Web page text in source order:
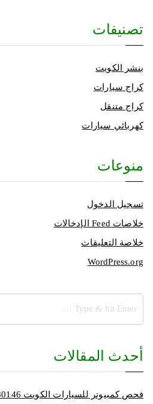
تصنيفات
بنشر الكويت
كراج سيارات
كراج متنقل
كهربائي سيارات
منوعات
تسجيل الدخول
خلاصات Feed الإدخالات
خلاصة التعليقات
WordPress.org
أحدث المقالات
فحص كمبيوتر للسيارات الكويت 98080146‬ فحص كمبيوتر متنقل